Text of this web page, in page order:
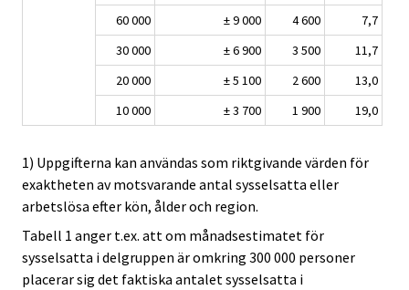
60 000
± 9 000 4 600
7,7
30 000
± 6 900 3 500
11,7
20 000
± 5 100 2 600
13,0
10 000
± 3 700 1 900 19,0
1) Uppgifterna kan användas som riktgivande värden för
exaktheten av motsvarande antal sysselsatta eller
arbetslösa efter kön, ålder och region.
Tabell 1 anger t.ex. att om månadsestimatet för
sysselsatta i delgruppen är omkring 300 000 personer
placerar sig det faktiska antalet sysselsatta i